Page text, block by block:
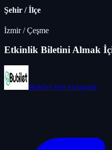
Şehir / İlçe
İzmir/Çeşme
Etkinlik Biletini Almak
Bubilet için tıklayınız